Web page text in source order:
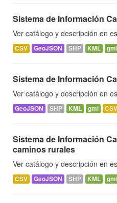
Sistema de Información
Ver catálogo y descripción en
CSV GeoJSON SHP KML gml
Sistema de Información
Ver catálogo y descripción en
GeoJSON SHP KML gml CSV
Sistema de Información
caminos rurales
Ver catálogo y descripción en
CSV GeoJSON SHP KML gml